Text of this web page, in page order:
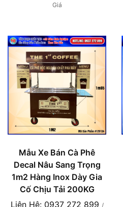
Giá
Mẫu Xe Bán Cà Phê
Decal Nâu Sang Trọng
1m2 Hàng Inox Dày Gia
Cố Chịu Tải 200KG
Liên Hệ: 0937 272 899 /